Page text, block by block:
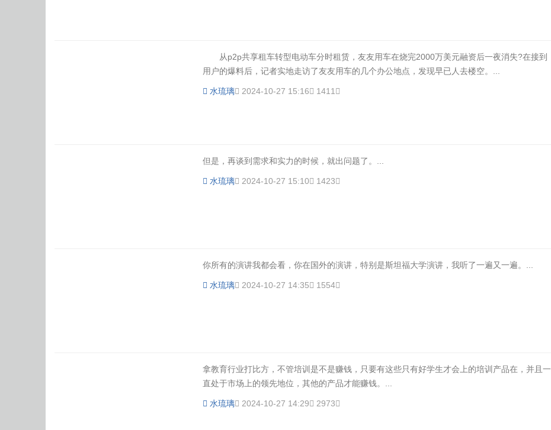
从p2p共享租车转型电动车分时租赁，友友用车在烧完2000万美元融资后一夜消失?在接到
用户的爆料后，记者实地走访了友友用车的几个办公地点，发现早已人去楼空。...
水琉璃 2024-10-27 15:16 1411
但是，再谈到需求和实力的时候，就出问题了。...
水琉璃 2024-10-27 15:10 1423
你所有的演讲我都会看，你在国外的演讲，特别是斯坦福大学演讲，我听了一遍又一遍。...
水琉璃 2024-10-27 14:35 1554
拿教育行业打比方，不管培训是不是赚钱，只要有这些只有好学生才会上的培训产品在，并且一
直处于市场上的领先地位，其他的产品才能赚钱。...
水琉璃 2024-10-27 14:29 2973